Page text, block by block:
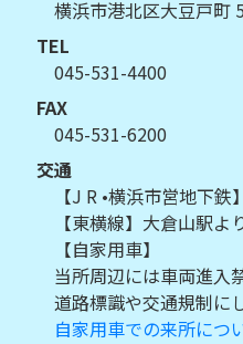
横浜市港北区大豆戸町
TEL
045-531-4400
FAX
045-531-6200
交通
【J R •横浜市営地下
【東横線】大倉山駅よ
【自家用車】
当所周辺には車両進入
道路標識や交通規制に
自家用車での来所につ